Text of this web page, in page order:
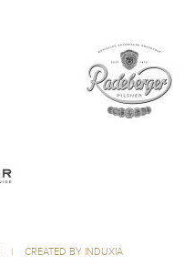
| CREATED BY INDUXIA